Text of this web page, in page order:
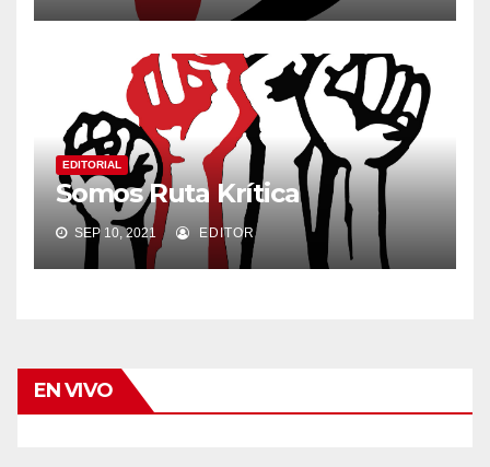
EDITORIAL
Somos Ruta Krítica
SEP 10, 2021 EDITOR
EN VIVO